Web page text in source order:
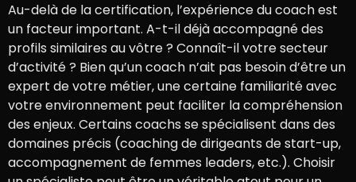
Au-delà de la certification, l’expérience du coach est
un facteur important. A-t-il déjà accompagné des
profils similaires au vôtre ? Connaît-il votre secteur
d’activité ? Bien qu’un coach n’ait pas besoin d’être un
expert de votre métier, une certaine familiarité avec
votre environnement peut faciliter la compréhension
des enjeux. Certains coachs se spécialisent dans des
domaines précis (coaching de dirigeants de start-up,
accompagnement de femmes leaders, etc.). Choisir